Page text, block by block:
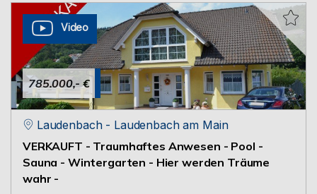
785.000,- €
Video
Laudenbach - Laudenbach am Main
VERKAUFT - Traumhaftes Anwesen - Pool -
Sauna - Wintergarten - Hier werden Träume
wahr -